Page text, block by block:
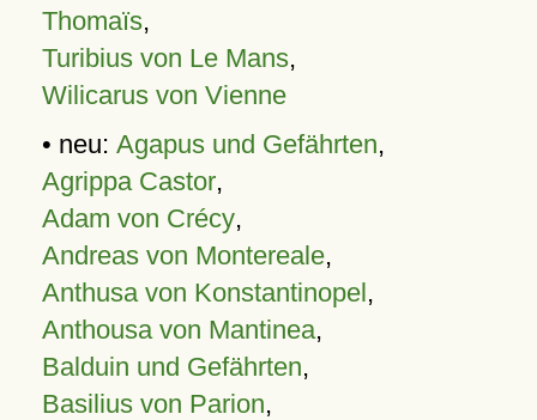
Thomaïs,
Turibius von Le Mans,
Wilicarus von Vienne
• neu: Agapus und Gefährten,
Agrippa Castor,
Adam von Crécy,
Andreas von Montereale,
Anthusa von Konstantinopel,
Anthousa von Mantinea,
Balduin und Gefährten,
Basilius von Parion,